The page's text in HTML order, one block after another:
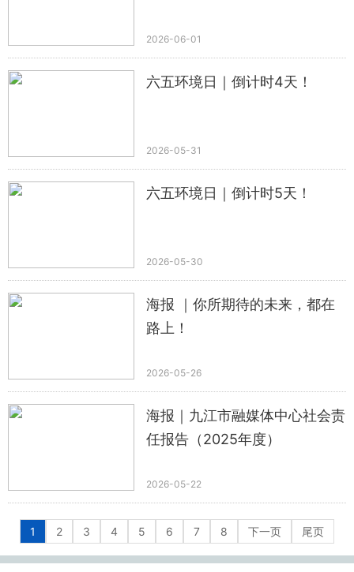
2026-06-01
六五环境日｜倒计时4天！
2026-05-31
六五环境日｜倒计时5天！
2026-05-30
海报 ｜你所期待的未来，都在
路上！
2026-05-26
海报｜九江市融媒体中心社会责
任报告（2025年度）
2026-05-22
1 2 3 4 5 6 7 8 下一页 尾页